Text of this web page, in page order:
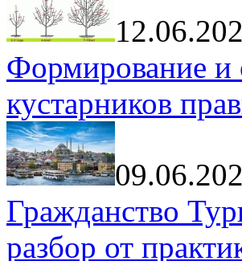
Формирование и
кустарников
Гражданство
разбор от